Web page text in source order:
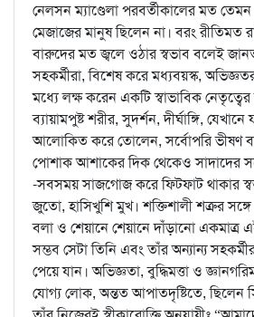
নেলসন ম্যাণ্ডেলা পরবর্তীকালের মত তেমন
মেজাজের মানুষ ছিলেন না। বরং রীতিমত
বারুদের মত জ্বলে ওঠার স্বভাব বলেই
সহকর্মীরা, বিশেষ করে মধ্যবয়স্ক,
মধ্যে লক্ষ করেন একটি স্বাভাবিক নেতৃত্বের
ব্যায়ামপুষ্ট শরীর, সুদর্শন, দীর্ঘাঙ্গি,
আলোকিত করে তোলেন, সর্বোপরি ভীষণ
পোশাক আশাকের দিক থেকেও সাদাদের
-সবসময় সাজগোজ করে ফিটফাট থাকার
জুতো, হাসিখুশি মুখ। শক্তিশালী শত্রুর
বলা ও শেয়ানে শেয়ানে দাঁড়ানো একমাত্র
সম্ভব সেটা তিনি এবং তাঁর অন্যান্য
পেয়ে যান। অভিজ্ঞতা, বুদ্ধিমত্তা ও
যোগ্য লোক, অন্তত আপাতদৃষ্টিতে, ছিলেন